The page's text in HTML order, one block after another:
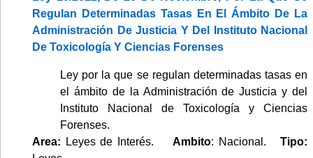
Regulan Determinadas Tasas En El Ámbito De La
Administración De Justicia Y Del Instituto Nacional
De Toxicología Y Ciencias Forenses
Ley por la que se regulan determinadas tasas en
el ámbito de la Administración de Justicia y del
Instituto Nacional de Toxicología y Ciencias
Forenses.
Area: Leyes de Interés.Ambito: Nacional.Tipo: